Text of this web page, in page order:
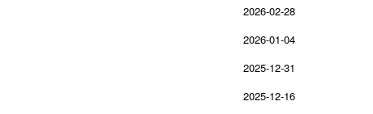
2026-02-28
2026-01-04
2025-12-31
2025-12-16